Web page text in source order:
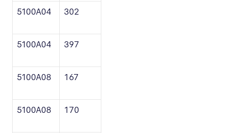
5100A04 302
5100A04 397
5100A08 167
5100A08 170